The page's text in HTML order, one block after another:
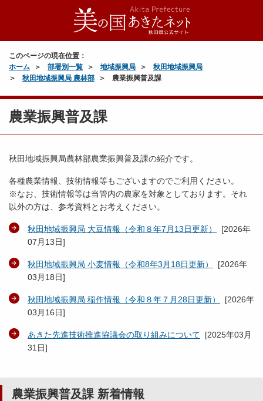
このページの現在位置：
ホーム
部署別一覧 地域振興局
秋田地域振興局
秋田地域振興局 農林部
農業振興普及課
農業振興普及課
秋田地域振興局農林部農業振興普及課の紹介です。
各種農業情報、技術情報等もございますのでご利用ください。
※なお、技術情報等は当管内の農家を対象としております。それ
以外の方は、参考資料とお考えください。
秋田地域振興局 大豆情報（令和８年7月13日更新） [2026年
07月13日]
秋田地域振興局 小麦情報（令和8年3月18日更新） [2026年
03月18日]
秋田地域振興局 稲作情報（令和８年７月28日更新） [2026年
03月16日]
あきた先進技術推進協議会の取り組みについて [2025年03月
31日]
農業振興普及課 新着情報